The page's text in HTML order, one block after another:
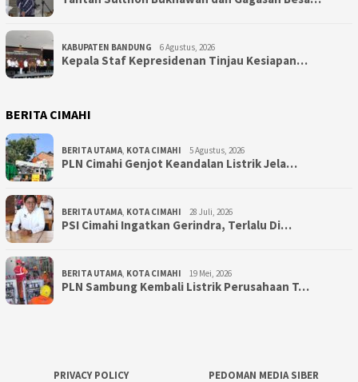
KABUPATEN BANDUNG 6 Agustus, 2026
Kepala Staf Kepresidenan Tinjau Kesiapan…
BERITA CIMAHI
BERITA UTAMA KOTA CIMAHI 5 Agustus, 2026
PLN Cimahi Genjot Keandalan Listrik Jela…
BERITA UTAMA KOTA CIMAHI 28 Juli, 2026
PSI Cimahi Ingatkan Gerindra, Terlalu Di…
BERITA UTAMA KOTA CIMAHI 19 Mei, 2026
PLN Sambung Kembali Listrik Perusahaan T…
PRIVACY POLICY PEDOMAN MEDIA SIBER